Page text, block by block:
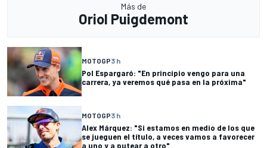
Más de
Oriol Puigdemont
MOTOGP3 h
Pol Espargaró: "En principio vengo para una
carrera, ya veremos qué pasa en la próxima"
MOTOGP3 h
Alex Márquez: "Si estamos en medio de los que
se jueguen el título, a veces vamos a favorecer
a uno y a putear a otro"